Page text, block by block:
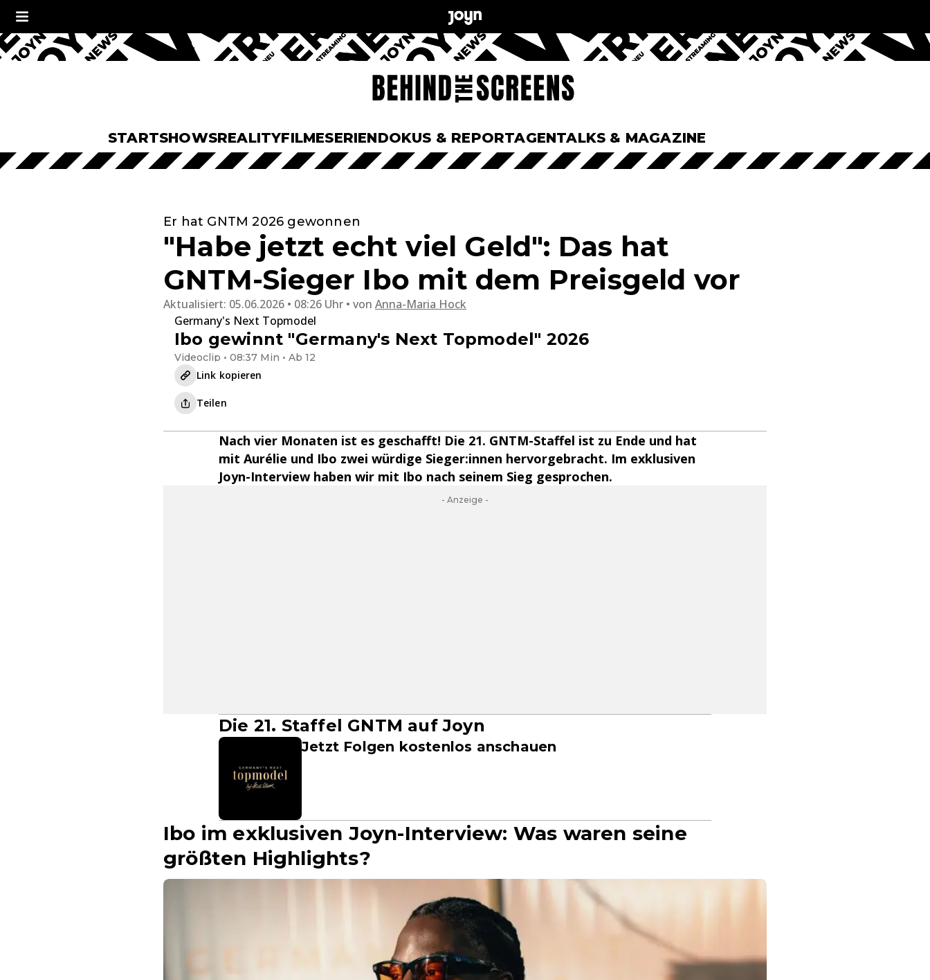
STARTSHOWSREALITYFILMESERIENDOKUS & REPORTAGENTALKS & MAGAZINE
Er hat GNTM 2026 gewonnen
"Habe jetzt echt viel Geld": Das hat
GNTM-Sieger Ibo mit dem Preisgeld vor
Aktualisiert: 05.06.2026 • 08:26 Uhr von Anna-Maria Hock
Germany's Next Topmodel
Ibo gewinnt "Germany's Next Topmodel" 2026
Videoclip • 08:37 Min • Ab 12
Link kopieren
Teilen
Nach vier Monaten ist es geschafft! Die 21. GNTM-Staffel ist zu Ende und hat
mit Aurélie und Ibo zwei würdige Sieger:innen hervorgebracht. Im exklusiven
Joyn-Interview haben wir mit Ibo nach seinem Sieg gesprochen.
- Anzeige -
Die 21. Staffel GNTM auf Joyn
Jetzt Folgen kostenlos anschauen
Ibo im exklusiven Joyn-Interview: Was waren seine
größten Highlights?